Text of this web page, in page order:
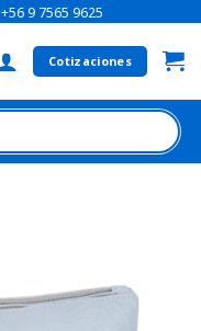
+56 9 7565 9625
Cotizaciones